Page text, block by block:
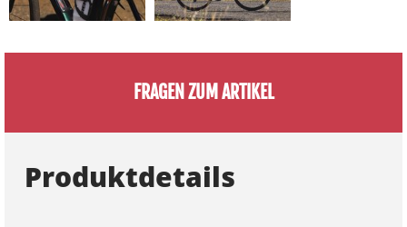
FRAGEN ZUM ARTIKEL
Produktdetails